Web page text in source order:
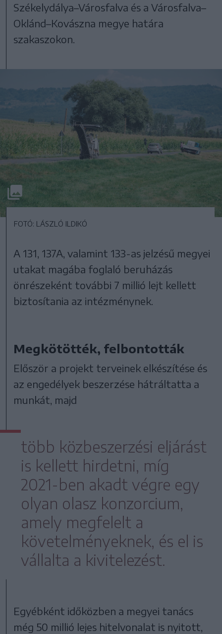
Székelydálya–Városfalva és a Városfalva–
Oklánd–Kovászna megye határa
szakaszokon.
FOTÓ: LÁSZLÓ ILDIKÓ
A 131, 137A, valamint 133-as jelzésű megyei
utakat magába foglaló beruházás
önrészeként további 7 millió lejt kellett
biztosítania az intézménynek.
Megkötötték, felbontották
Először a projekt terveinek elkészítése és
az engedélyek beszerzése hátráltatta a
munkát, majd
több közbeszerzési eljárást
is kellett hirdetni, míg
2021-ben akadt végre egy
olyan olasz konzorcium,
amely megfelelt a
követelményeknek, és el is
vállalta a kivitelezést.
Egyébként időközben a megyei tanács
még 50 millió lejes hitelvonalat is nyitott,